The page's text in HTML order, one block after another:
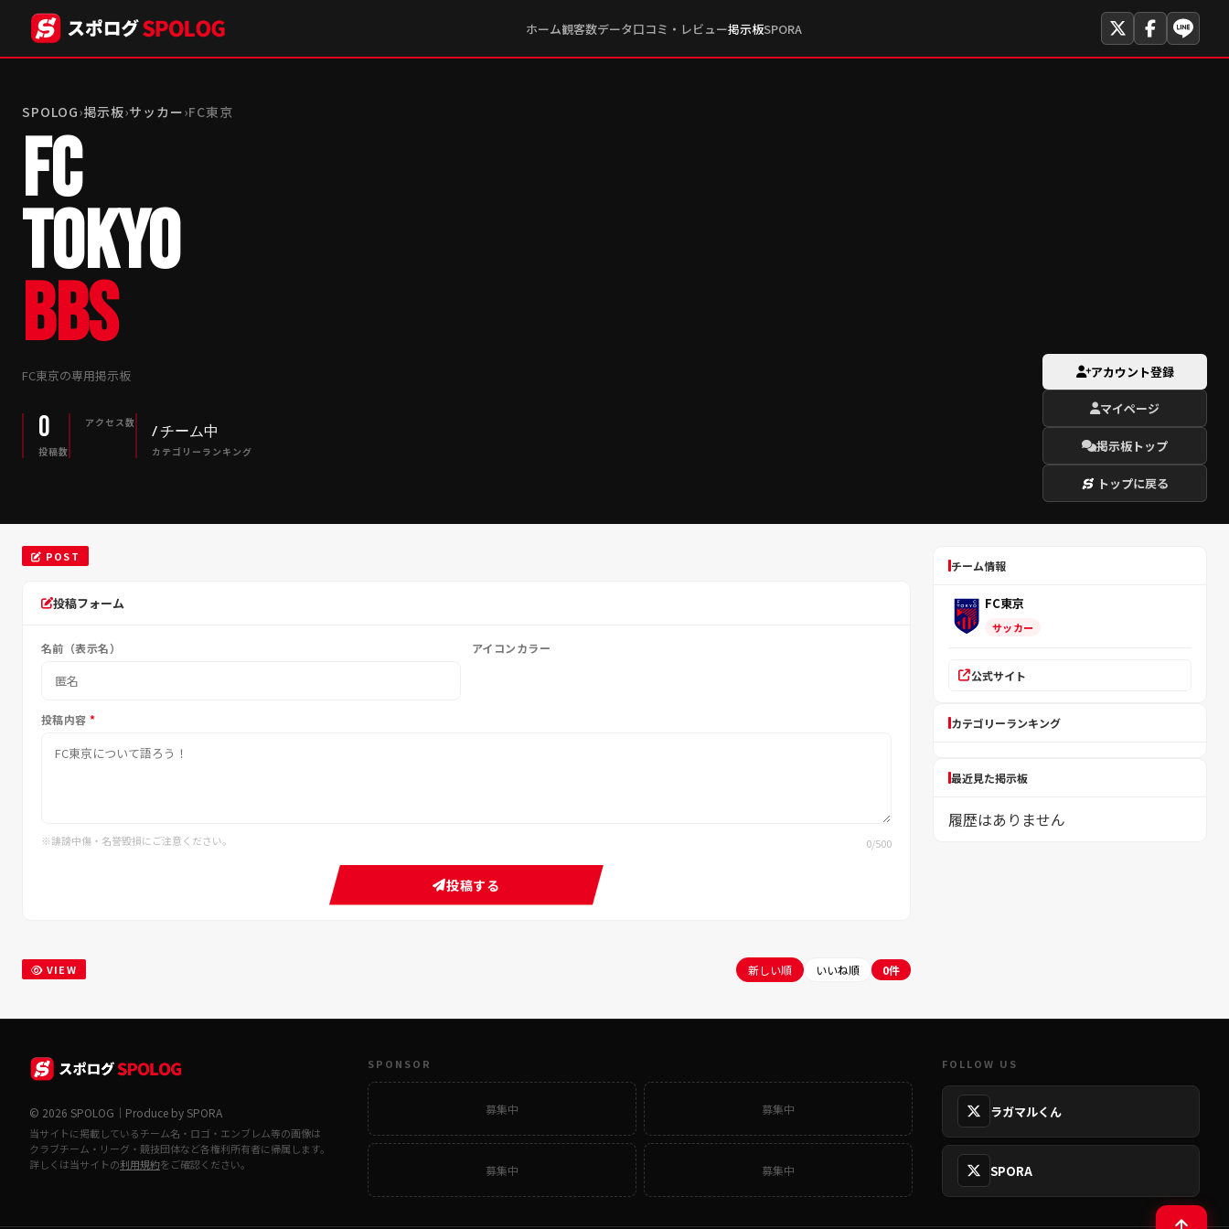
ホーム観客数データ口コミ・レビュー掲示板SPORA
SPOLOG›掲示板›サッカー›FC東京
FC
TOKYO
BBS
FC東京の専用掲示板
0
投稿数
アクセス数
/ チーム中
カテゴリーランキング
アカウント登録
マイページ
掲示板トップ
トップに戻る
POST
投稿フォーム
名前（表示名） アイコンカラー
投稿内容*
※誹謗中傷・名誉毀損にご注意ください。 0/500
投稿する
VIEW 新しい順 いいね順 0件
チーム情報
FC東京
サッカー
公式サイト
カテゴリーランキング
最近見た掲示板
履歴はありません
© 2026 SPOLOG｜Produce by SPORA
当サイトに掲載しているチーム名・ロゴ・エンブレム等の画像は
クラブチーム・リーグ・競技団体など各権利所有者に帰属します。
詳しくは当サイトの利用規約をご確認ください。
SPONSOR
募集中 募集中
募集中 募集中
FOLLOW US
ラガマルくん
SPORA